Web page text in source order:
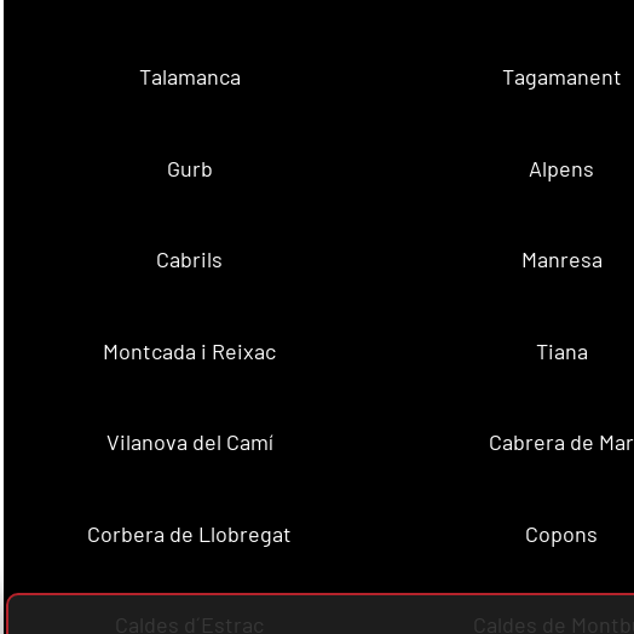
Talamanca Tagamanent
Gurb Alpens
Cabrils Manresa
Montcada i Reixac Tiana
Vilanova del Camí Cabrera de Mar
Corbera de Llobregat Copons
Caldes d´Estrac Caldes de